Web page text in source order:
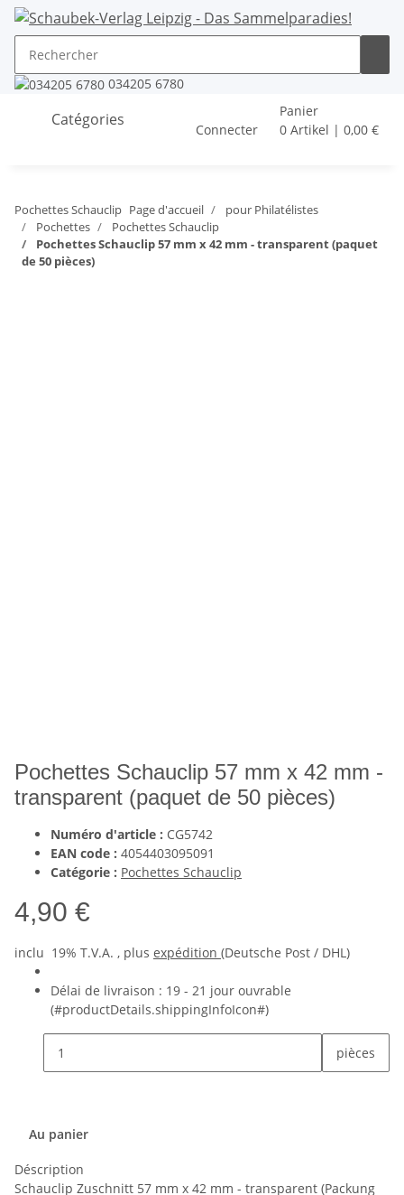
034205 6780
Catégories
Connecter
Panier
0 Artikel | 0,00 €
Pochettes Schauclip Page d'accueil
pour Philatélistes
Pochettes
Pochettes Schauclip
Pochettes Schauclip 57 mm x 42 mm - transparent (paquet
de 50 pièces)
Pochettes Schauclip 57 mm x 42 mm -
transparent (paquet de 50 pièces)
Numéro d'article : CG5742
EAN code : 4054403095091
Catégorie : Pochettes Schauclip
4,90 €
inclu 19% T.V.A. , plus expédition (Deutsche Post / DHL)
Délai de livraison : 19 - 21 jour ouvrable
(#productDetails.shippingInfoIcon#)
pièces
Au panier
Déscription
Schauclip Zuschnitt 57 mm x 42 mm - transparent (Packung